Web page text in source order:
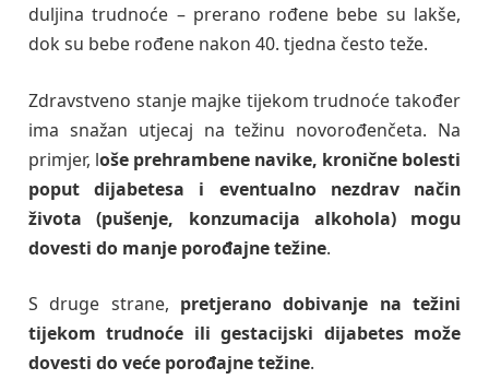
duljina trudnoće – prerano rođene bebe su lakše,
dok su bebe rođene nakon 40. tjedna često teže.
Zdravstveno stanje majke tijekom trudnoće također
ima snažan utjecaj na težinu novorođenčeta. Na
primjer, loše prehrambene navike, kronične bolesti
poput dijabetesa i eventualno nezdrav način
života (pušenje, konzumacija alkohola) mogu
dovesti do manje porođajne težine.
S druge strane, pretjerano dobivanje na težini
tijekom trudnoće ili gestacijski dijabetes može
dovesti do veće porođajne težine.